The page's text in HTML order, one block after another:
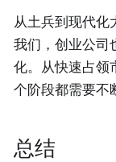
从土兵到现代化
我们，创业公司
化。从快速占领
个阶段都需要不
总结